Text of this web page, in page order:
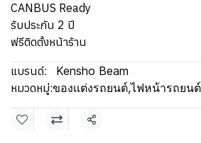
CANBUS Ready
รับประกัน 2 ปี
ฟรีติดตั้งหน้าร้าน
แบรนด์:
Kensho Beam
หมวดหมู่:ของเเต่งรถยนต์,ไฟหน้ารถยนต์
แชร์